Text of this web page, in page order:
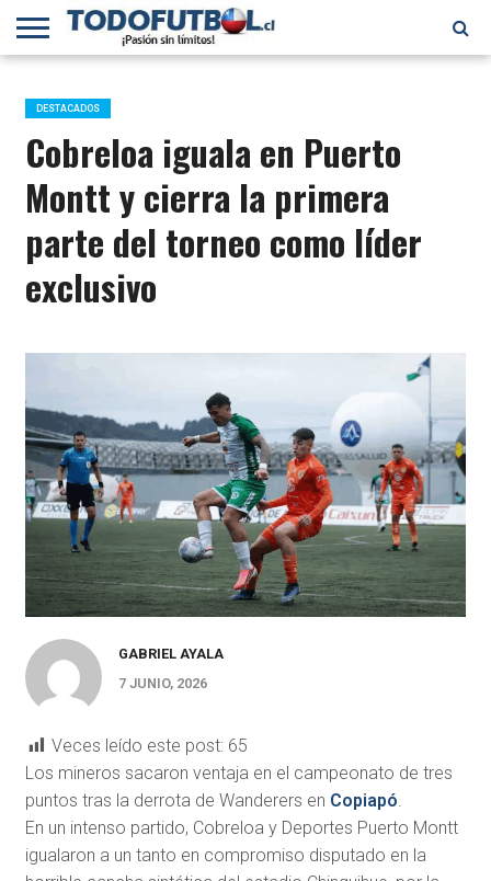
PRIMERA
B
SELECCIÓN
CHILENA
CHILENOS
EN EL
MUNDO
FÚTBOL
INTERNACIONAL
DESTACADOS
Cobreloa iguala en Puerto
Montt y cierra la primera
parte del torneo como líder
exclusivo
GABRIEL AYALA
7 JUNIO, 2026
Veces leído este post: 65
Los mineros sacaron ventaja en el campeonato de tres
puntos tras la derrota de Wanderers en Copiapó.
En un intenso partido, Cobreloa y Deportes Puerto Montt
igualaron a un tanto en compromiso disputado en la